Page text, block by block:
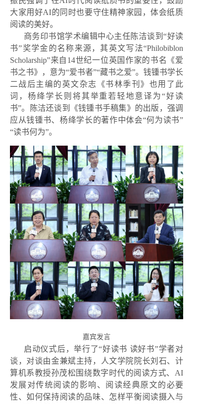
大家用好AI的同时也要守住精神家园，体会纸质
阅读的美好。
商务印书馆学术编辑中心主任陈洁谈到“好读
书”奖学金的名称来源，其英文写法“Philobiblon
Scholarship”来自14世纪一位英国作家的书名《爱
书之书》，意为“爱书者”“藏书之爱”。钱锺书学长
二战后主编的英文杂志《书林季刊》也用了此
词，杨绛学长则将其举重若轻地意译为“好读
书”。陈洁还谈到《钱锺书手稿集》的出版，强调
应从钱锺书、杨绛学长的著作中体会“何为读书”
“读书何为”。
嘉宾发言
启动仪式后，举行了“好读书 读好书”学者对
谈，对谈由金兼斌主持，人文学院院长刘石、计
算机系教授孙茂松围绕数字时代的阅读方式、AI
发展对传统阅读的影响、阅读经典原文的必要
性、如何保持阅读的品味、怎样平衡阅读摄入与